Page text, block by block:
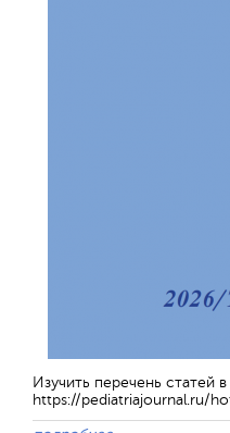
Изучить перечень статей
https://pediatriajournal.ru/